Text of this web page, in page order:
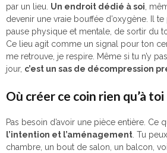
par un lieu. Un endroit dédié à soi ,
devenir une vraie bouffée d’oxygène. Il
pause physique et mentale, de sortir du
Ce lieu agit comme un signal pour ton
me retrouve, je respire. Même si tu n’y
jour, c’est un sas de décompression
Où créer ce coin rien qu’à toi
Pas besoin d’avoir une pièce entière. Ce
l’intention et l’aménagement . Tu
chambre, un bout de salon, un balcon,